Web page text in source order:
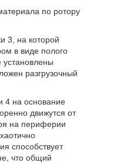
по ротору
3, на которой
в виде полого
установлены
разгрузочный
4 на основание
движутся от
на периферии
способствует
что общий